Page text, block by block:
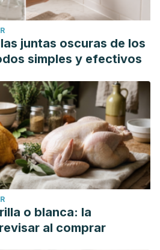
juntas oscuras de los
simples y efectivos
o blanca: la
al comprar